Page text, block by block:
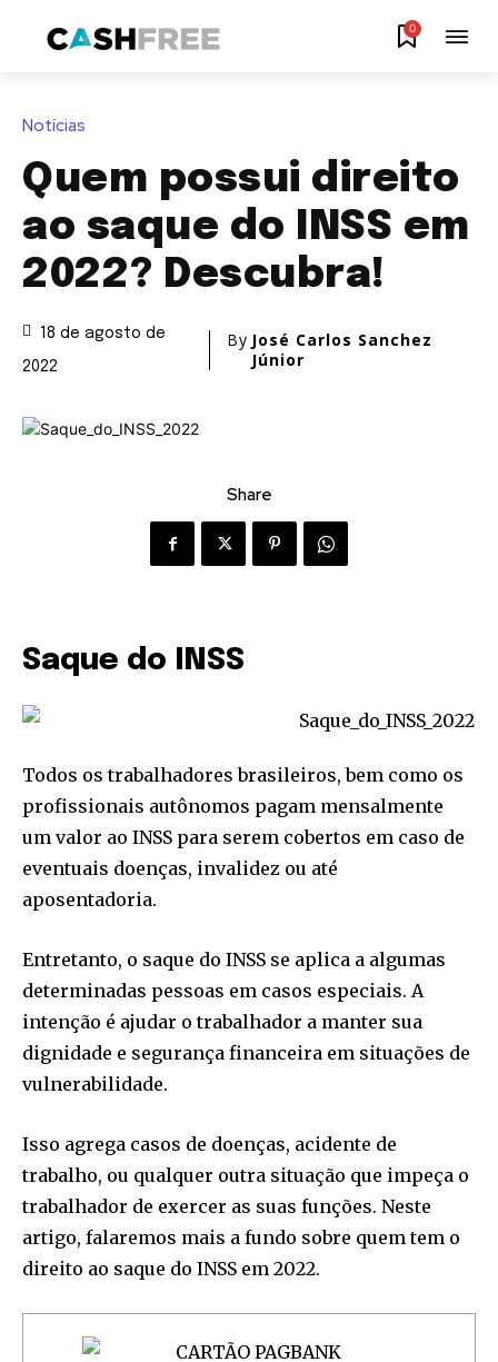
0
Notícias
Quem possui direito
ao saque do INSS em
2022? Descubra!
18 de agosto de
2022
By José Carlos Sanchez
Júnior
Share
Saque do INSS
Todos os trabalhadores brasileiros, bem como os
profissionais autônomos pagam mensalmente
um valor ao INSS para serem cobertos em caso de
eventuais doenças, invalidez ou até
aposentadoria.
Entretanto, o saque do INSS se aplica a algumas
determinadas pessoas em casos especiais. A
intenção é ajudar o trabalhador a manter sua
dignidade e segurança financeira em situações de
vulnerabilidade.
Isso agrega casos de doenças, acidente de
trabalho, ou qualquer outra situação que impeça o
trabalhador de exercer as suas funções. Neste
artigo, falaremos mais a fundo sobre quem tem o
direito ao saque do INSS em 2022.